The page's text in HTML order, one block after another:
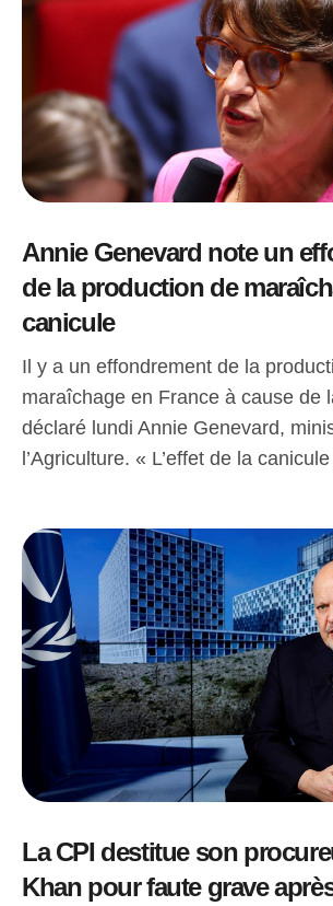
Annie Genevard note un
de la production de
canicule
Il y a un effondrement de la
maraîchage en France à cause de
déclaré lundi Annie Genevard,
l’Agriculture. « L’effet de la
La CPI destitue son
Khan pour faute grave